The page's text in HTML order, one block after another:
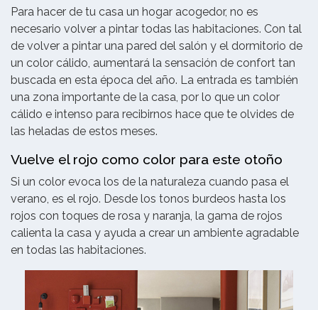
Para hacer de tu casa un hogar acogedor, no es
necesario volver a pintar todas las habitaciones. Con tal
de volver a pintar una pared del salón y el dormitorio de
un color cálido, aumentará la sensación de confort tan
buscada en esta época del año. La entrada es también
una zona importante de la casa, por lo que un color
cálido e intenso para recibirnos hace que te olvides de
las heladas de estos meses.
Vuelve el rojo como color para este otoño
Si un color evoca los de la naturaleza cuando pasa el
verano, es el rojo. Desde los tonos burdeos hasta los
rojos con toques de rosa y naranja, la gama de rojos
calienta la casa y ayuda a crear un ambiente agradable
en todas las habitaciones.